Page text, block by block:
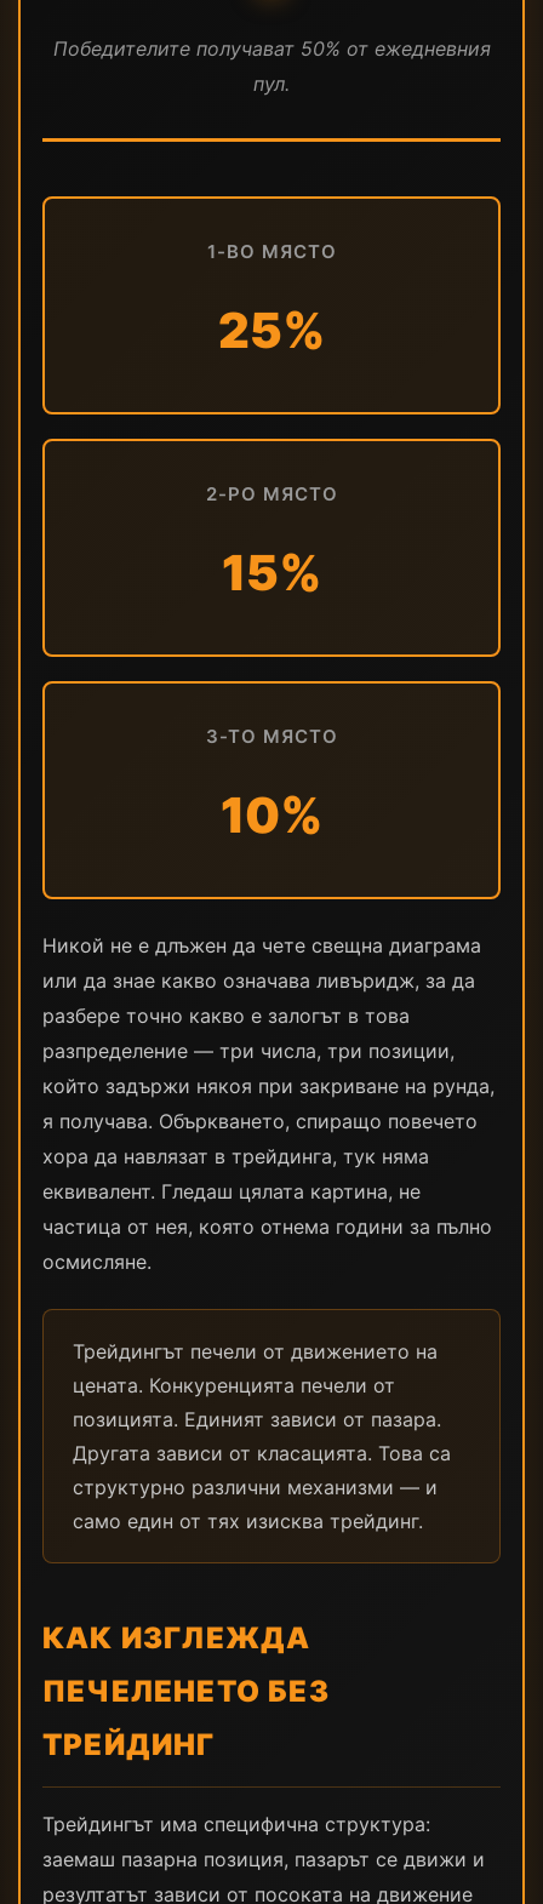
Победителите получават 50% от ежедневния
пул.
1-ВО МЯСТО
25%
2-РО МЯСТО
15%
3-ТО МЯСТО
10%
Никой не е длъжен да чете свещна диаграма
или да знае какво означава ливъридж, за да
разбере точно какво е залогът в това
разпределение — три числа, три позиции,
който задържи някоя при закриване на рунда,
я получава. Объркването, спиращо повечето
хора да навлязат в трейдинга, тук няма
еквивалент. Гледаш цялата картина, не
частица от нея, която отнема години за пълно
осмисляне.
Трейдингът печели от движението на
цената. Конкуренцията печели от
позицията. Единият зависи от пазара.
Другата зависи от класацията. Това са
структурно различни механизми — и
само един от тях изисква трейдинг.
КАК ИЗГЛЕЖДА
ПЕЧЕЛЕНЕТО БЕЗ
ТРЕЙДИНГ
Трейдингът има специфична структура:
заемаш пазарна позиция, пазарът се движи и
резултатът зависи от посоката на движение